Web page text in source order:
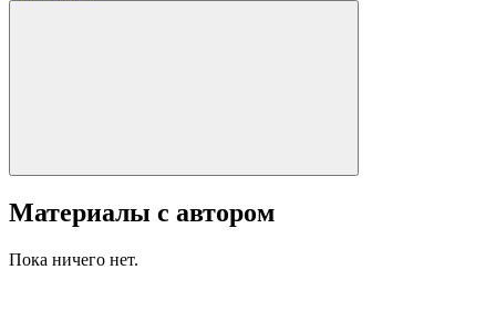
Материалы с автором
Пока ничего нет.